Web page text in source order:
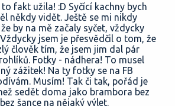
to fakt užila! :D Syčící kachny bych
někdy vidět. Ještě se mi nikdy
by na mě začaly syčet, vždycky
jsem je přesvědčil o tom, že
člověk tím, že jsem jim dal pár
Fotky - nádhera! To musel
zážitek! Na ty fotky se na FB
Musím! Tak či tak, pořád je
sedět doma jako brambora bez
šance na nějaký výlet.